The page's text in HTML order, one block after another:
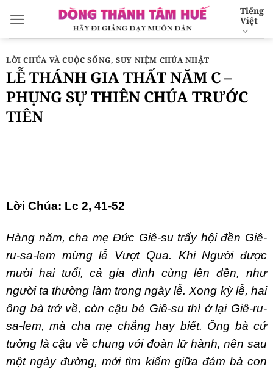
qua
nội
dung
Tiếng
Việt
LỜI CHÚA VÀ CUỘC SỐNG,SUY NIỆM CHÚA NHẬT
LỄ THÁNH GIA THẤT NĂM C –
PHỤNG SỰ THIÊN CHÚA TRƯỚC
TIÊN
Lời Chúa: Lc 2, 41-52
Hàng năm, cha mẹ Đức Giê-su trẩy hội đền Giê-
ru-sa-lem mừng lễ Vượt Qua. Khi Người được
mười hai tuổi, cả gia đình cùng lên đền, như
người ta thường làm trong ngày lễ. Xong kỳ lễ, hai
ông bà trở về, còn cậu bé Giê-su thì ở lại Giê-ru-
sa-lem, mà cha mẹ chẳng hay biết. Ông bà cứ
tưởng là cậu về chung với đoàn lữ hành, nên sau
một ngày đường, mới tìm kiếm giữa đám bà con